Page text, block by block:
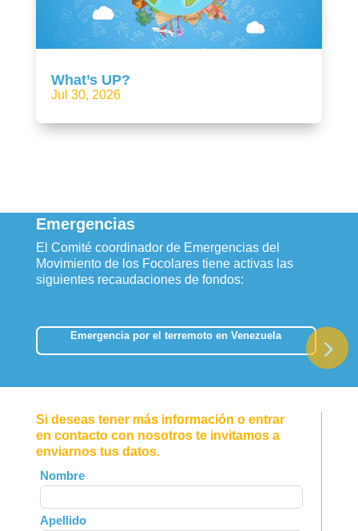
What’s UP?
Jul 30, 2026
Emergencias
El Comité coordinador de Emergencias del
Movimiento de los Focolares tiene activas las
siguientes recaudaciones de fondos:
Emergencia por el terremoto en Venezuela
Si deseas tener más información o entrar
en contacto con nosotros te invitamos a
enviarnos tus datos.
Leave
this
field
blank
Nombre
Apellido